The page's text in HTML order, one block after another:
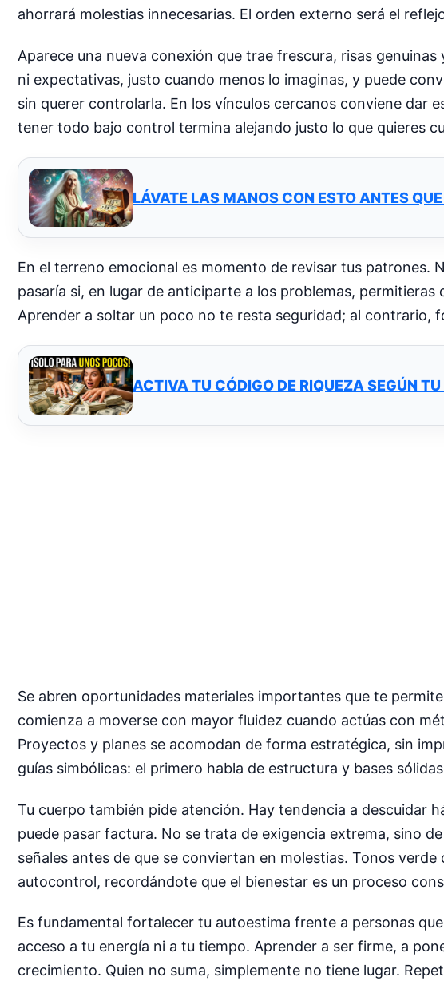
ahorrará molestias innecesarias. El orden externo será el
Aparece una nueva conexión que trae frescura, risas
ni expectativas, justo cuando menos lo imaginas, y puede
sin querer controlarla. En los vínculos cercanos conviene dar
tener todo bajo control termina alejando justo lo que quieres
LÁVATE LAS MANOS CON ESTO ANTES
En el terreno emocional es momento de revisar tus patrones.
pasaría si, en lugar de anticiparte a los problemas,
Aprender a soltar un poco no te resta seguridad; al contrario,
ACTIVA TU CÓDIGO DE RIQUEZA SEGÚN
Se abren oportunidades materiales importantes que te
comienza a moverse con mayor fluidez cuando actúas con
Proyectos y planes se acomodan de forma estratégica, sin
guías simbólicas: el primero habla de estructura y bases
Tu cuerpo también pide atención. Hay tendencia a descuidar
puede pasar factura. No se trata de exigencia extrema, sino
señales antes de que se conviertan en molestias. Tonos
autocontrol, recordándote que el bienestar es un proceso
Es fundamental fortalecer tu autoestima frente a personas
acceso a tu energía ni a tu tiempo. Aprender a ser firme, a
crecimiento. Quien no suma, simplemente no tiene lugar.